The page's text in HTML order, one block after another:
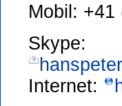
Mobil: +41
Internet: